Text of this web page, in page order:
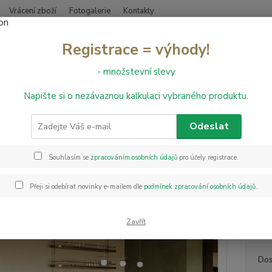
Vrácení zboží Fotogalerie Kontakty
Hledat
Dřevěné podlahy Dřevěná podlaha dýhová PARKY MASTER Burley Oak
podlaha dýhová PARKY
S
která
Registrace = výhody!
- množstevní slevy
Napište si o nezávaznou kalkulaci vybraného produktu.
Odeslat
Souhlasím se zpracováním osobních údajůpro účely registrace.
Přeji si odebírat novinky e-mailem dle podmínek zpracování osobních údajů.
Zavřít